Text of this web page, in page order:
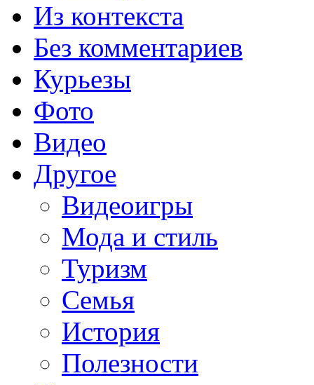
Из контекста
Без комментариев
Курьезы
Фото
Видео
Другое
Видеоигры
Мода и стиль
Туризм
Семья
История
Полезности